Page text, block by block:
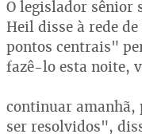
O legislador sênior
Heil disse à rede
pontos centrais"
fazê-lo esta noite,
continuar amanhã,
ser resolvidos",